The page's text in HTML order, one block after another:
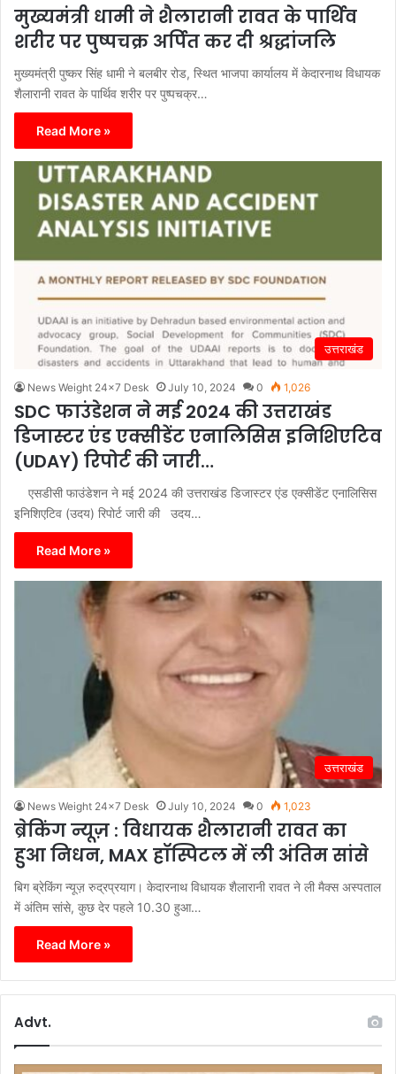
मुख्यमंत्री धामी ने शैलारानी रावत के पार्थिव
शरीर पर पुष्पचक्र अर्पित कर दी श्रद्धांजलि
मुख्यमंत्री पुष्कर सिंह धामी ने बलबीर रोड, स्थित भाजपा कार्यालय में केदारनाथ विधायक
शैलारानी रावत के पार्थिव शरीर पर पुष्पचक्र…
Read More »
उत्तराखंड
News Weight 24x7 Desk July 10, 2024 0 1,026
SDC फाउंडेशन ने मई 2024 की उत्तराखंड
डिजास्टर एंड एक्सीडेंट एनालिसिस इनिशिएटिव
(UDAY) रिपोर्ट की जारी…
एसडीसी फाउंडेशन ने मई 2024 की उत्तराखंड डिजास्टर एंड एक्सीडेंट एनालिसिस
इनिशिएटिव (उदय) रिपोर्ट जारी की उदय…
Read More »
उत्तराखंड
News Weight 24x7 Desk July 10, 2024 0 1,023
ब्रेकिंग न्यूज़ : विधायक शैलारानी रावत का
हुआ निधन, MAX हॉस्पिटल में ली अंतिम सांसे
बिग ब्रेकिंग न्यूज़ रुद्रप्रयाग। केदारनाथ विधायक शैलारानी रावत ने ली मैक्स अस्पताल
में अंतिम सांसे, कुछ देर पहले 10.30 हुआ…
Read More »
Advt.